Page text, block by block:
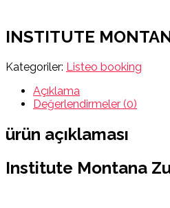
INSTITUTE
Kategoriler: Listeo booking
Açıklama
Değerlendirmeler (0)
ürün açıklaması
Institute Montana